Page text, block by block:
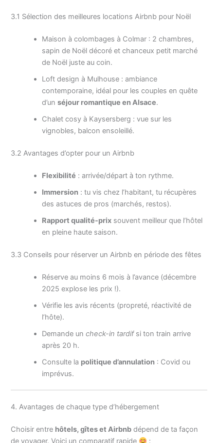
3.1 Sélection des meilleures locations Airbnb pour Noël
Maison à colombages à Colmar : 2 chambres,
sapin de Noël décoré et chanceux petit marché
de Noël juste au coin.
Loft design à Mulhouse : ambiance
contemporaine, idéal pour les couples en quête
d’unséjour romantique en Alsace.
Chalet cosy à Kaysersberg : vue sur les
vignobles, balcon ensoleillé.
3.2 Avantages d’opter pour un Airbnb
Flexibilité : arrivée/départ à ton rythme.
Immersion : tu vis chez l’habitant, tu récupères
des astuces de pros (marchés, restos).
Rapport qualité-prix souvent meilleur que l’hôtel
en pleine haute saison.
3.3 Conseils pour réserver un Airbnb en période des fêtes
Réserve au moins 6 mois à l’avance (décembre
2025 explose les prix !).
Vérifie les avis récents (propreté, réactivité de
l’hôte).
Demande uncheck-in tardifsi ton train arrive
après 20 h.
Consulte la politique d’annulation : Covid ou
imprévus.
4. Avantages de chaque type d’hébergement
Choisir entre hôtels, gîtes et Airbnb dépend de ta façon
de voyager. Voici un comparatif rapide
: